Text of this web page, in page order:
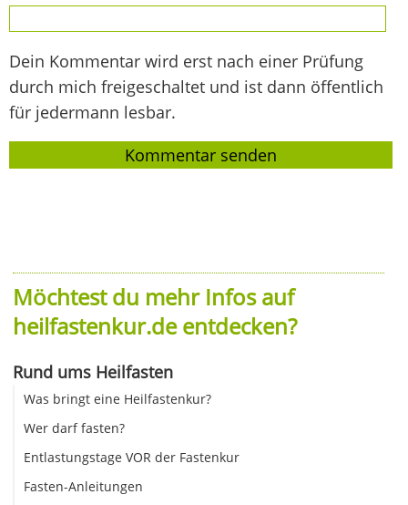
Dein Kommentar wird erst nach einer Prüfung
durch mich freigeschaltet und ist dann öffentlich
für jedermann lesbar.
Möchtest du mehr Infos auf
heilfastenkur.de entdecken?
Rund ums Heilfasten
Was bringt eine Heilfastenkur?
Wer darf fasten?
Entlastungstage VOR der Fastenkur
Fasten-Anleitungen